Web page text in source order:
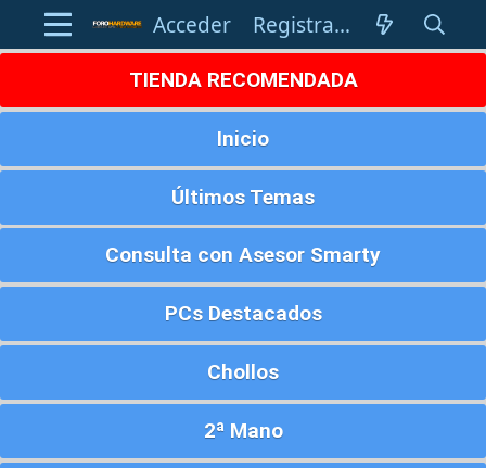
Acceder Registrarse
TIENDA RECOMENDADA
Inicio
Últimos Temas
Consulta con Asesor Smarty
PCs Destacados
Chollos
2ª Mano